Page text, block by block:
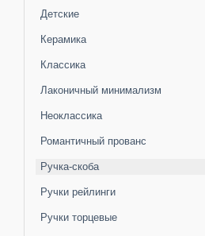
Детские
Керамика
Классика
Лаконичный минимализм
Неоклассика
Романтичный прованс
Ручка-скоба
Ручки рейлинги
Ручки торцевые